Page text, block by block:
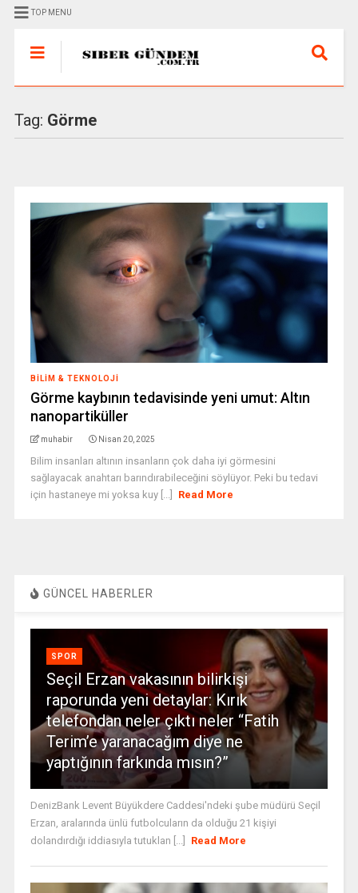
TOP MENU
Tag: Görme
BILIM & TEKNOLOJI
Görme kaybının tedavisinde yeni umut: Altın
nanopartiküller
muhabir Nisan 20, 2025
Bilim insanları altının insanların çok daha iyi görmesini
sağlayacak anahtarı barındırabileceğini söylüyor. Peki bu tedavi
için hastaneye mi yoksa kuy [...]
Read More
GÜNCEL HABERLER
SPOR
Seçil Erzan vakasının bilirkişi
raporunda yeni detaylar: Kırık
telefondan neler çıktı neler “Fatih
Terim’e yaranacağım diye ne
yaptığının farkında mısın?”
DenizBank Levent Büyükdere Caddesi'ndeki şube müdürü Seçil
Erzan, aralarında ünlü futbolcuların da olduğu 21 kişiyi
dolandırdığı iddiasıyla tutuklan [...]
Read More